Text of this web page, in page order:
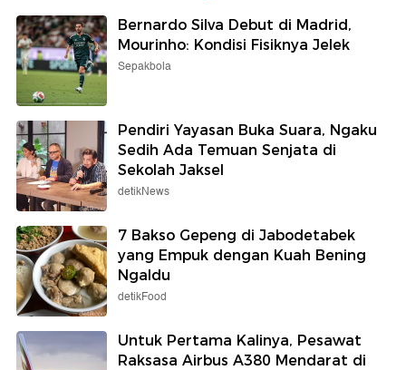
Bernardo Silva Debut di Madrid,
Mourinho: Kondisi Fisiknya Jelek
Sepakbola
Pendiri Yayasan Buka Suara, Ngaku
Sedih Ada Temuan Senjata di
Sekolah Jaksel
detikNews
7 Bakso Gepeng di Jabodetabek
yang Empuk dengan Kuah Bening
Ngaldu
detikFood
Untuk Pertama Kalinya, Pesawat
Raksasa Airbus A380 Mendarat di